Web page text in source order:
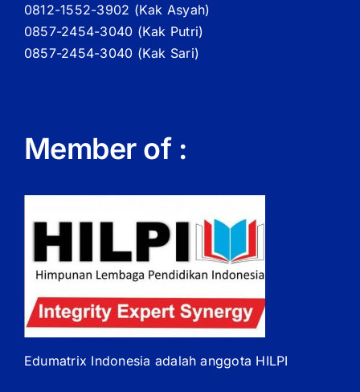
0812-1552-3902 (Kak Asyah)
0857-2454-3040 (Kak Putri)
0857-2454-3040 (Kak Sari)
Member of :
Edumatrix Indonesia adalah anggota HILPI